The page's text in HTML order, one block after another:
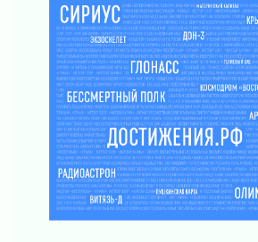
01 августа 2026
Без заявлений и очередей
01 августа 2026
Не женское это дело...уверены?
01 августа 2026
Все силы в кулак
01 августа 2026
Айда на пляж!
01 августа 2026
Один в поле — не воин